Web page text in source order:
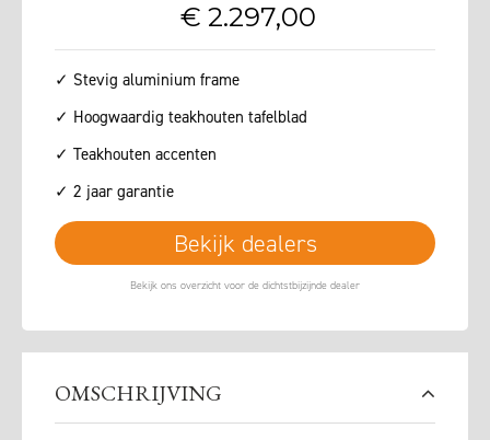
€ 2.297,00
✓ Stevig aluminium frame
✓ Hoogwaardig teakhouten tafelblad
✓ Teakhouten accenten
✓ 2 jaar garantie
Bekijk dealers
OMSCHRIJVING